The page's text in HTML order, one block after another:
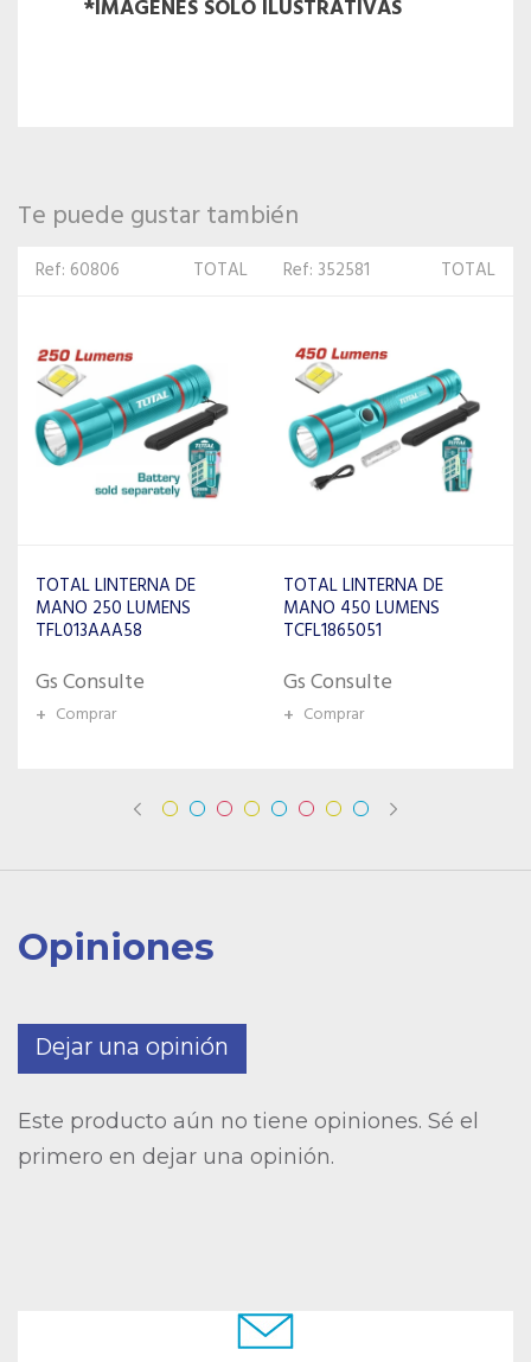
*IMAGENES SOLO ILUSTRATIVAS
Te puede gustar también
Ref: 352581 TOTAL
TOTAL LINTERNA DE
MANO 450 LUMENS
TCFL1865051
Gs Consulte
+ Comprar
Ref: 90124 VOYAGER
VOYAGER LINTERNA VRL-
2945 CON USB Y SONIDO
+ Comprar
Opiniones
Dejar una opinión
Este producto aún no tiene opiniones. Sé el
primero en dejar una opinión.